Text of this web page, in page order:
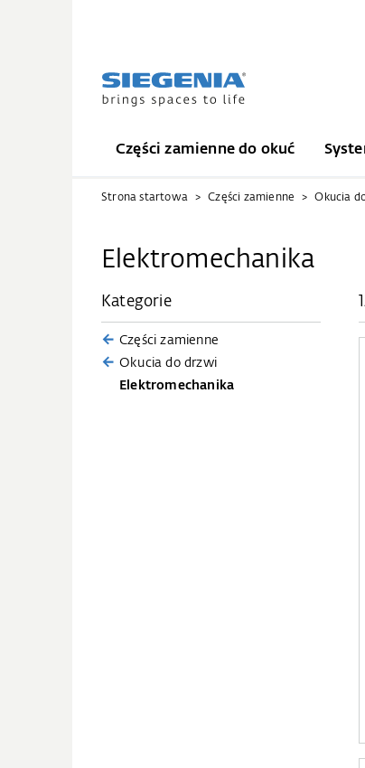
Części zamienne do okuć
Strona startowa Części zamienne Okucia
Elektromechanika
Kategorie
Części zamienne
Okucia do drzwi
Elektromechanika